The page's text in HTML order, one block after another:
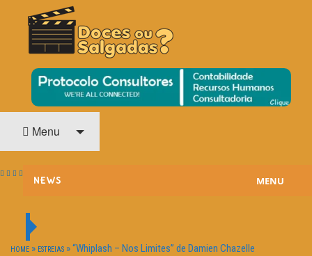
DOCES OU SALGADAS?
O Cinema? Uma Paixão!!
Menu
NEWS
PASSATEMPOS
MENU
HOME » ESTREIAS »“Whiplash – Nos Limites” de Damien Chazelle